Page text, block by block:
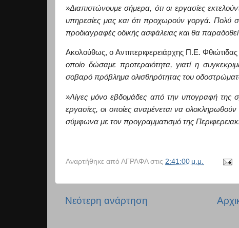
»Διαπιστώνουμε σήμερα, ότι οι εργασίες
υπηρεσίες μας και ότι προχωρούν γοργά. Πολύ
προδιαγραφές οδικής ασφάλειας και θα
Ακολούθως, ο Αντιπεριφερειάρχης Π.Ε.
οποίο δώσαμε προτεραιότητα, γιατίη
σοβαρό πρόβλημα ολισθηρότητας του
»Λίγες μόνο εβδομάδες από την υπογραφή της
εργασίες, οι οποίες αναμένεται να
σύμφωνα με τον προγραμματισμό της
Αναρτήθηκε από ΑΓΡΑΦΑ στις 2:41:00 μ.μ.
Νεότερη ανάρτηση